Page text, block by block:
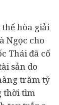
hòa giải
Ngọc cho
Thái đã cố
sản do
trăm tỷ
thời tìm